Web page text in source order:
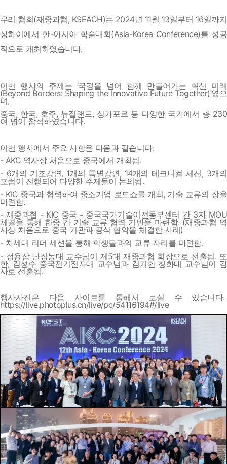
우리 협회(재중과협, KSEACH)는 2024년 11월 13일부터 16일까지
상하이에서 한-아시아 학술대회(Asia-Korea Conference)를 성공
적으로 개최하였습니다.
이번 행사의 주제는 ‘국경을 넘어 함께 만들어가는 혁신 미래
(Beyond Borders: Shaping the Innovative Future Together)’였으
며,
중국, 한국, 호주, 뉴질랜드, 싱가포르 등 다양한 국가에서 총 230
여 명이 참석하였습니다.
이번 행사에서 주요 사항은 다음과 같습니다:
- AKC 역사상 처음으로 중국에서 개최됨.
- 6개의 기조강연, 1개의 특별강연, 14개의 테크니컬 세션, 3개의
포럼이 진행되어 다양한 주제들이 논의됨.
- KIC 중국과 협력하여 중소기업 로드쇼를 개최, 기술 교류의 장을
마련함.
- 재중과협 - KIC 중국 - 중국국가기술이전동부센터 간 3자 MOU
체결을 통해 한중 간 기술 교류 협력 기반을 마련함. (재중과협 역
사상 처음으로 중국 기관과 공식 협약을 체결한 사례)
- 차세대 리더 세션을 통해 학생들과의 교류 자리를 마련함.
- 정용삼 난징농대 교수님이 제5대 재중과협 회장으로 선출됨. 또
한, 김성수 중국전기전자대 교수님과 김기환 칭화대 교수님이 감
사로 선출됨.
행사사진은 다음 사이트를 통해서 보실 수 있습니다.
https://live.photoplus.cn/live/pc/54116194#/live